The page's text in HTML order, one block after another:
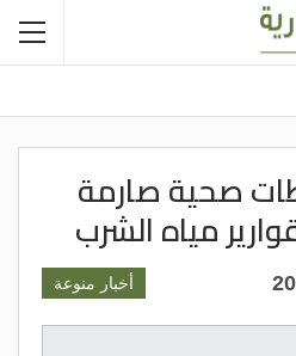
صحية صارمة
مياه الشرب
أخبار منوعة